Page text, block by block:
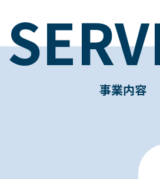
事業内容